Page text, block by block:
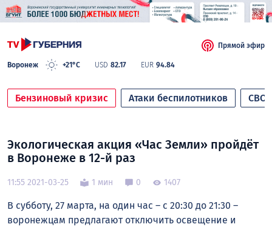
Воронеж +21°C USD 82.17 EUR 94.84
Прямой эфир
Бензиновый кризис Атаки беспилотников СВО
Экологическая акция «Час Земли» пройдёт
в Воронеже в 12-й раз
11:55 2021-03-25 1 мин 0 1407
В субботу, 27 марта, на один час – с 20:30 до 21:30 –
воронежцам предлагают отключить освещение и